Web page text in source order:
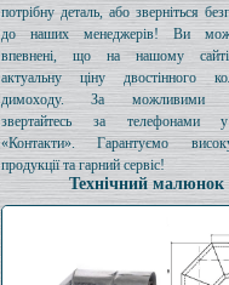
потрібну деталь, або зверніться
до наших менеджерів! Ви
впевнені, що на нашому
актуальну ціну двостінного
димоходу. За можливими
звертайтесь за телефонами
«Контакти». Гарантуємо
продукції та гарний сервіс!
Технічний малюнок